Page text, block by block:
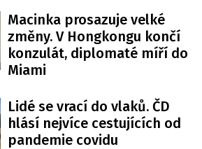
Macinka prosazuje velké
změny. V Hongkongu končí
konzulát, diplomaté míří do
Miami
Lidé se vrací do vlaků. ČD
hlásí nejvíce cestujících od
pandemie covidu